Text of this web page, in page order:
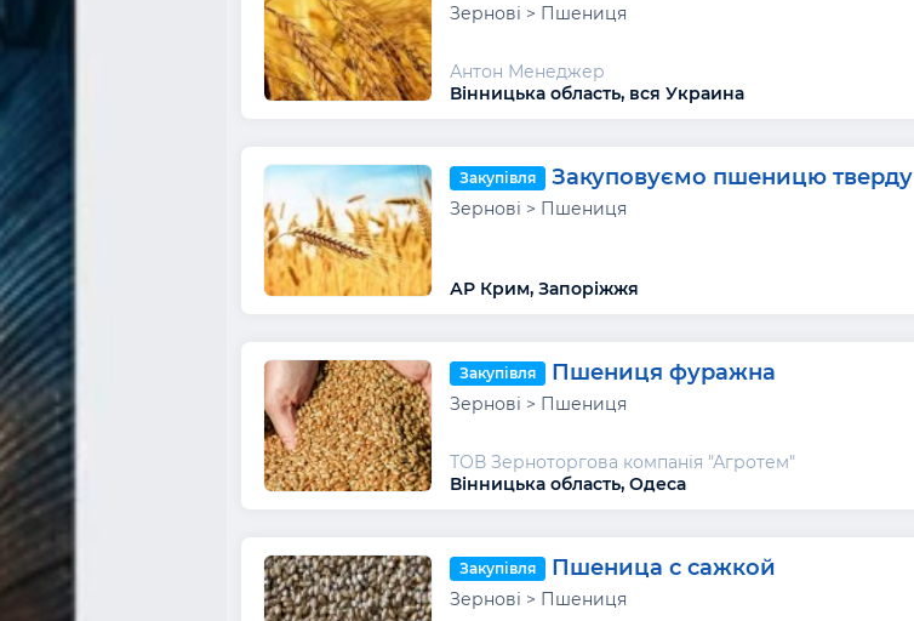
Зернові > Пшениця
Антон Менеджер
Вінницька область, вся Украина
Закупівля Закуповуємо пшеницю тверду
Зернові > Пшениця
АР Крим, Запоріжжя
Закупівля Пшениця фуражна
Зернові > Пшениця
ТОВ Зерноторгова компанія "Агротем"
Вінницька область, Одеса
Закупівля Пшеница с сажкой
Зернові > Пшениця